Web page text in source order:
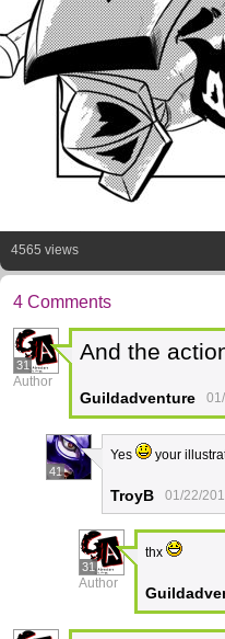
4565 views
4 Comments
31
Author
And the
Guildadventure
41
Yes your
TroyB 01/22/
31
Author
thx